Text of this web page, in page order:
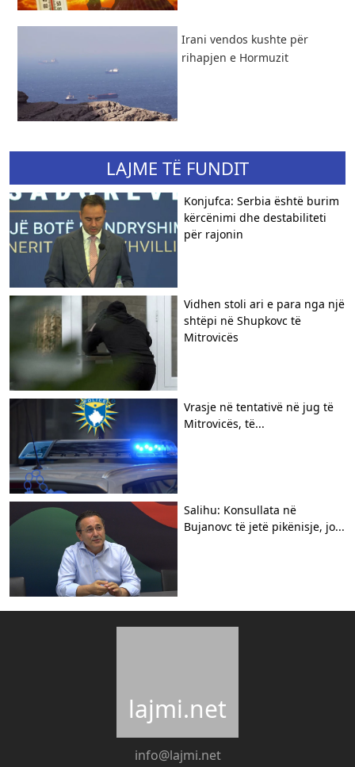
Irani vendos kushte për
rihapjen e Hormuzit
LAJME TË FUNDIT
Konjufca: Serbia është burim
kërcënimi dhe destabiliteti
për rajonin
Vidhen stoli ari e para nga një
shtëpi në Shupkovc të
Mitrovicës
Vrasje në tentativë në jug të
Mitrovicës, të...
​Salihu: Konsullata në
Bujanovc të jetë pikënisje, jo...
lajmi.net
info@lajmi.net